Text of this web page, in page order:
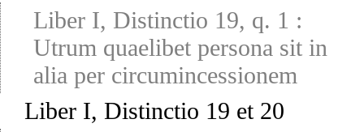
Liber I, Distinctio 19, q. 1 :
Utrum quaelibet persona sit in
alia per circumincessionem
Liber I, Distinctio 19 et 20